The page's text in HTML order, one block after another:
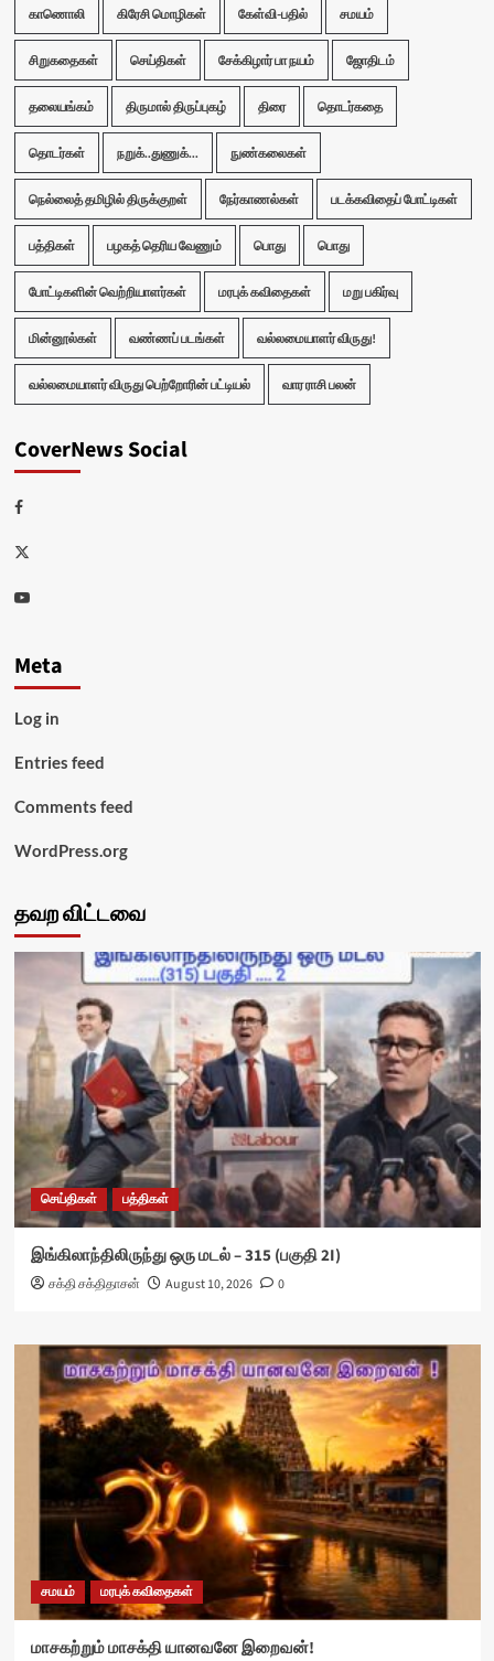
காணொலி கிரேசி மொழிகள் கேள்வி-பதில் சமயம்
சிறுகதைகள் செய்திகள் சேக்கிழார் பா நயம் ஜோதிடம்
தலையங்கம் திருமால் திருப்புகழ் திரை தொடர்கதை
தொடர்கள் நறுக்..துணுக்... நுண்கலைகள்
நெல்லைத் தமிழில் திருக்குறள் நேர்காணல்கள் படக்கவிதைப் போட்டிகள்
பத்திகள் பழகத் தெரிய வேணும் பொது பொது
போட்டிகளின் வெற்றியாளர்கள் மரபுக் கவிதைகள் மறு பகிர்வு
மின்னூல்கள் வண்ணப் படங்கள் வல்லமையாளர் விருது!
வல்லமையாளர் விருது பெற்றோரின் பட்டியல் வார ராசி பலன்
CoverNews Social
Facebook
Twitter
Youtube
Meta
Log in
Entries feed
Comments feed
WordPress.org
தவற விட்டவை
செய்திகள் பத்திகள்
இங்கிலாந்திலிருந்து ஒரு மடல் – 315 (பகுதி 2I)
சக்தி சக்திதாசன் August 10, 2026 0
சமயம் மரபுக் கவிதைகள்
மாசகற்றும் மாசக்தி யானவனே இறைவன்!